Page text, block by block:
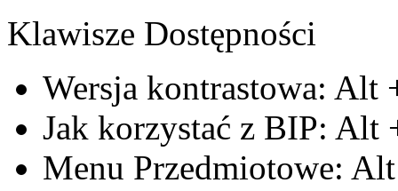
Klawisze Dostępności
Wersja kontrastowa: Alt
Jak korzystać z BIP: Alt
Menu Przedmiotowe: Alt